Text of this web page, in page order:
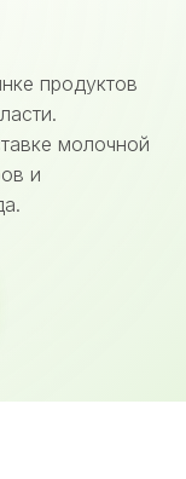
продуктов
молочной
и